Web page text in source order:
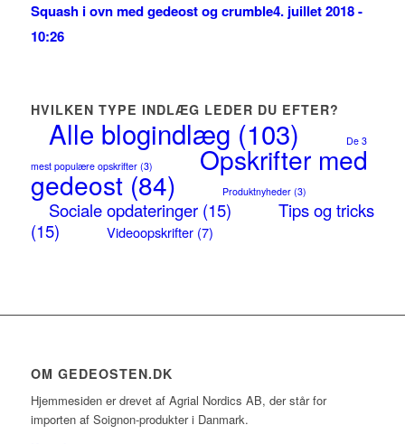
Squash i ovn med gedeost og crumble4. juillet 2018 -
10:26
HVILKEN TYPE INDLÆG LEDER DU EFTER?
Alle blogindlæg (103)
De 3
mest populære opskrifter(3) Opskrifter med
gedeost(84) Produktnyheder(3)
Sociale opdateringer(15)
Tips og tricks
(15)
Videoopskrifter(7)
OM GEDEOSTEN.DK
Hjemmesiden er drevet af Agrial Nordics AB, der står for
importen af Soignon-produkter i Danmark.